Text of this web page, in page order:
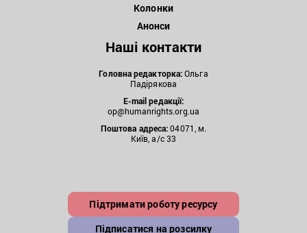
Колонки
Анонси
Наші контакти
Головна редакторка:Ольга
Падірякова
E-mail редакції:
op@humanrights.org.ua
Поштова адреса:04071, м.
Київ, а/с 33
Підтримати роботу ресурсу
Підписатися на розсилку